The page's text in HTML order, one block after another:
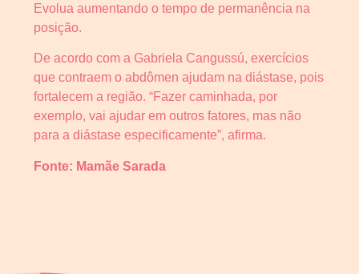
Evolua aumentando o tempo de permanência na
posição.
De acordo com a Gabriela Cangussú, exercícios
que contraem o abdômen ajudam na diástase, pois
fortalecem a região. “Fazer caminhada, por
exemplo, vai ajudar em outros fatores, mas não
para a diástase especificamente”, afirma.
Fonte: Mamãe Sarada